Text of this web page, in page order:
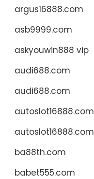
argus16888.com
asb9999.com
askyouwin888 vip
audi688.com
audi688.com
autoslot16888.com
autoslot16888.com
ba88th.com
babet555.com